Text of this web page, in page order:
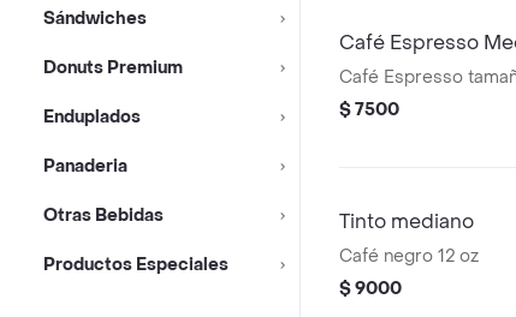
Sándwiches
Donuts Premium
Enduplados
Panaderia
Otras Bebidas
Productos Especiales
Café Espresso
Café Espresso
$ 7500
Tinto mediano
Café negro 12 oz
$ 9000